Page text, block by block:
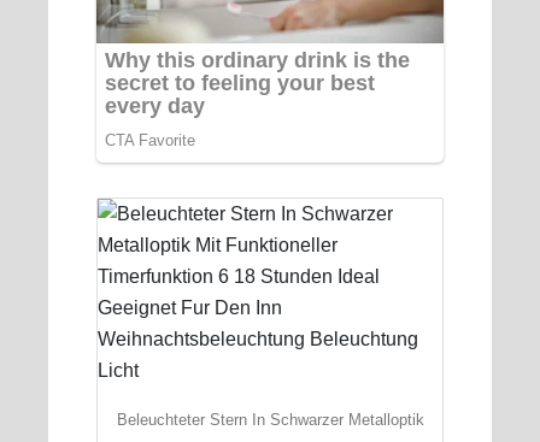
Beleuchteter Stern In Schwarzer Metalloptik